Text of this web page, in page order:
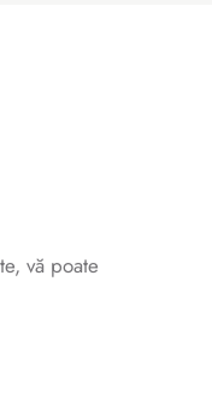
vă poate